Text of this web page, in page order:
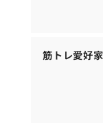
筋トレ愛好